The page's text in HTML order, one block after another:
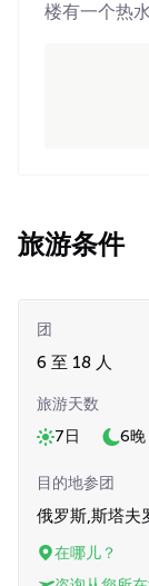
楼有一个热
旅游条件
团
6 至 18 人
旅游天数
7日
6晚
目的地参团
俄罗斯,斯塔夫
在哪儿？